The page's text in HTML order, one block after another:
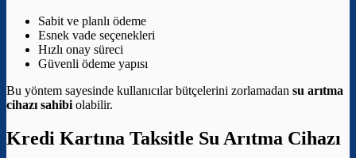
Sabit ve planlı ödeme
Esnek vade seçenekleri
Hızlı onay süreci
Güvenli ödeme yapısı
Bu yöntem sayesinde kullanıcılar bütçelerini zorlamadan su arıtma
cihazı sahibi olabilir.
Kredi Kartına Taksitle Su Arıtma Cihazı